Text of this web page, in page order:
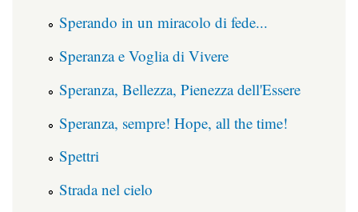
Sperando in un miracolo di fede...
Speranza e Voglia di Vivere
Speranza, Bellezza, Pienezza dell'Essere
Speranza, sempre! Hope, all the time!
Spettri
Strada nel cielo